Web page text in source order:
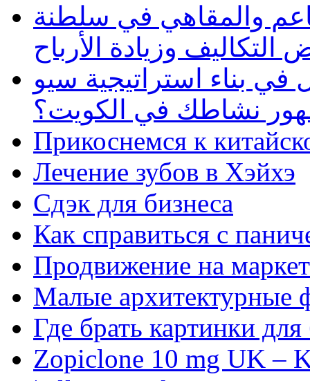
والمقاهي في سلطنة
وزيادة الأرباح
بناء استراتيجية سيو
نشاطك في الكويت؟
Прикоснемся к
Лечение зубов в Хэйхэ
Сдэк для бизнеса
Как справиться с
Продвижение на
Малые архитектурные
Где брать картинки
Zopiclone 10 mg UK –